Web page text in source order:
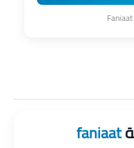
faniaat